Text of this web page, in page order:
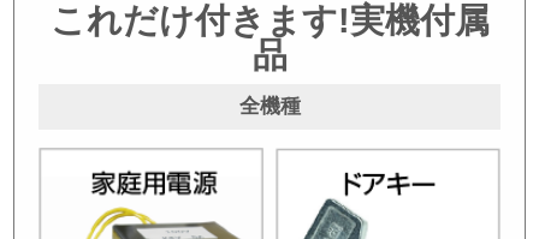
これだけ付きます!実機付属
品
全機種